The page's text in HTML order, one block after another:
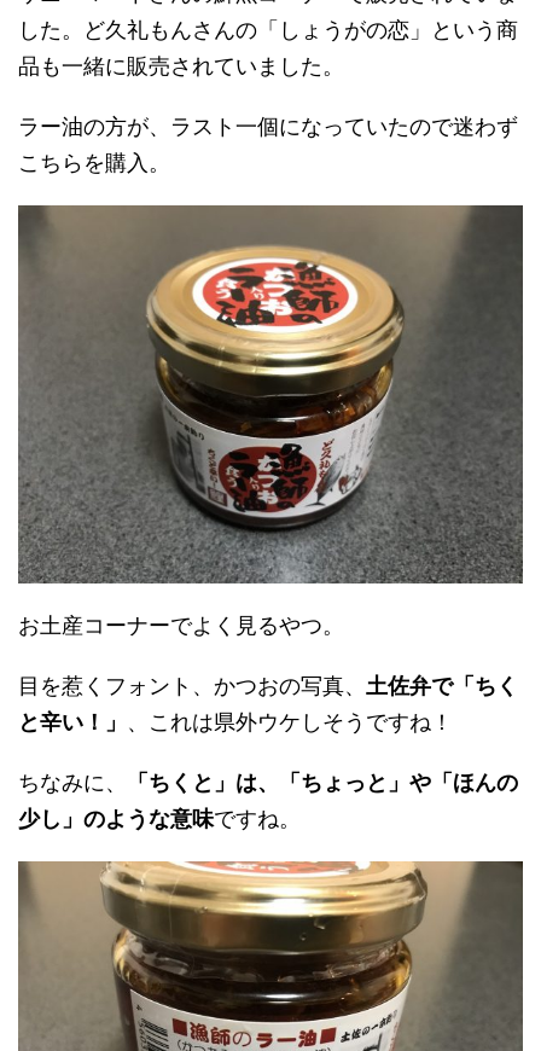
した。ど久礼もんさんの「しょうがの恋」という商
品も一緒に販売されていました。
ラー油の方が、ラスト一個になっていたので迷わず
こちらを購入。
お土産コーナーでよく見るやつ。
目を惹くフォント、かつおの写真、 土佐弁で「ちく
と辛い！」 、これは県外ウケしそうですね！
ちなみに、
「ちくと」は、「ちょっと」や「ほんの
少し」のような意味ですね。